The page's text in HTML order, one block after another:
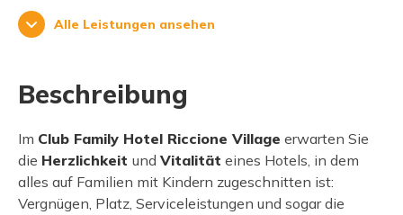
Alle Leistungen ansehen
Beschreibung
Im Club Family Hotel Riccione Village erwarten Sie
die Herzlichkeit und Vitalität eines Hotels, in dem
alles auf Familien mit Kindern zugeschnitten ist:
Vergnügen, Platz, Serviceleistungen und sogar die